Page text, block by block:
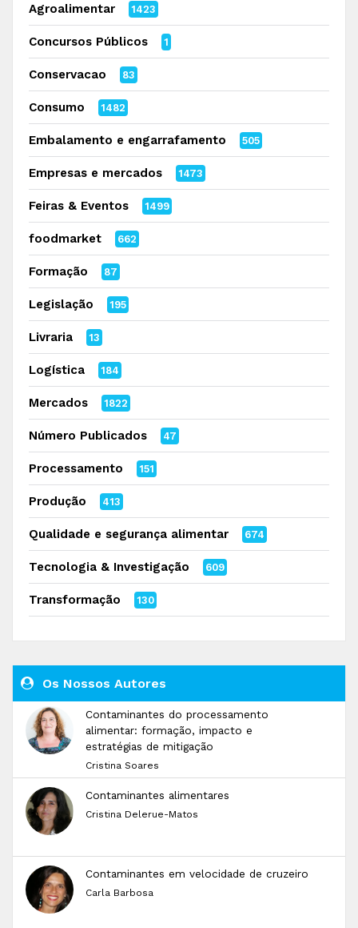
Agroalimentar 1423
Concursos Públicos 1
Conservacao 83
Consumo 1482
Embalamento e engarrafamento 505
Empresas e mercados 1473
Feiras & Eventos 1499
foodmarket 662
Formação 87
Legislação 195
Livraria 13
Logística 184
Mercados 1822
Número Publicados 47
Processamento 151
Produção 413
Qualidade e segurança alimentar 674
Tecnologia & Investigação 609
Transformação 130
Os Nossos Autores
Contaminantes do processamento
alimentar: formação, impacto e
estratégias de mitigação
Cristina Soares
Contaminantes alimentares
Cristina Delerue-Matos
Contaminantes em velocidade de cruzeiro
Carla Barbosa